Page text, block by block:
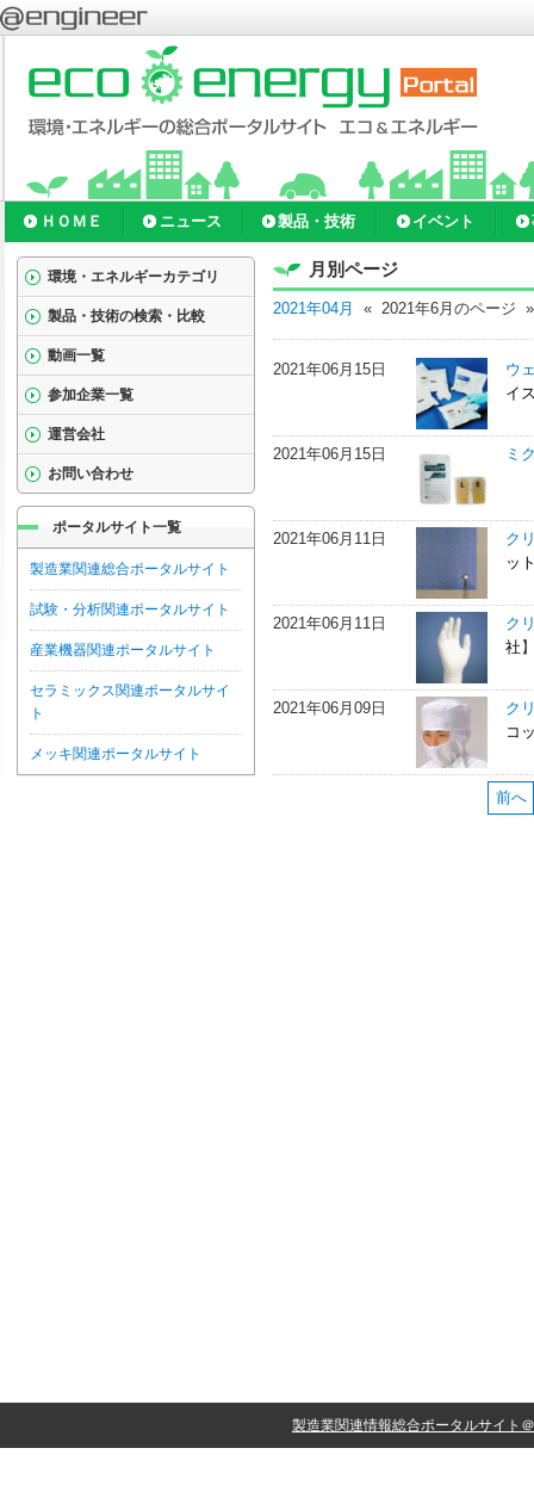
ＨＯＭＥ ニュース 製品・技術 イベント
月別ページ
2021年04月 « 2021年6月のページ
2021年06月15日
ウ
イ
2021年06月15日 ミ
2021年06月11日
ク
ッ
2021年06月11日
ク
社
2021年06月09日
ク
コ
前へ
環境・エネルギーカテゴリ
製品・技術の検索・比較
動画一覧
参加企業一覧
運営会社
お問い合わせ
ポータルサイト一覧
製造業関連総合ポータルサイト
試験・分析関連ポータルサイト
産業機器関連ポータルサイト
セラミックス関連ポータルサイ
ト
メッキ関連ポータルサイト
製造業関連情報総合ポータルサイト